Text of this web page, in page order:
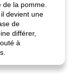
la pomme.
devient une
de
différer,
à